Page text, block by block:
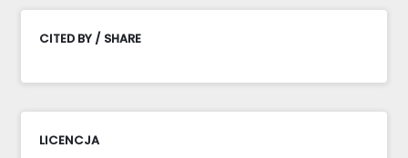
CITED BY / SHARE
LICENCJA